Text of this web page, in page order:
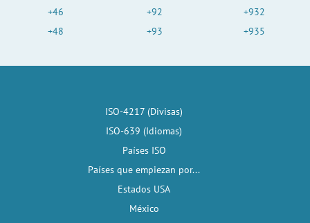
+46
+48
+92
+93
+932
+935
ISO-4217 (Divisas)
ISO-639 (Idiomas)
Países ISO
Países que empiezan por...
Estados USA
México